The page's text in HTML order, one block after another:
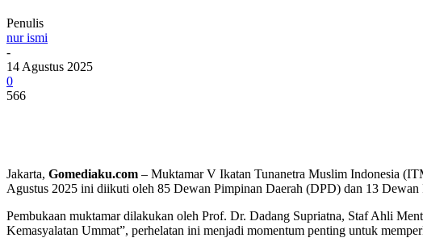
Penulis
nur ismi
-
14 Agustus 2025
0
566
Jakarta, Gomediaku.com – Muktamar V Ikatan Tunanetra Muslim Indonesia
Agustus 2025 ini diikuti oleh 85 Dewan Pimpinan Daerah (DPD) dan 13
Pembukaan muktamar dilakukan oleh Prof. Dr. Dadang Supriatna, Staf Ahli
Kemasyalatan Ummat”, perhelatan ini menjadi momentum penting untuk